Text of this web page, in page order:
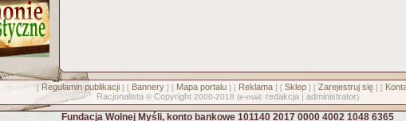
[ Regulamin publikacji] [ Bannery] [ Mapa portalu] [ Reklama] [ Sklep] [ Zarejestruj się] [
Racjonalista © Copyright 2000-2018 (e-mail: redakcja | administrator)
Fundacja Wolnej Myśli, konto bankowe 101140 2017 0000 4002 1048 6365